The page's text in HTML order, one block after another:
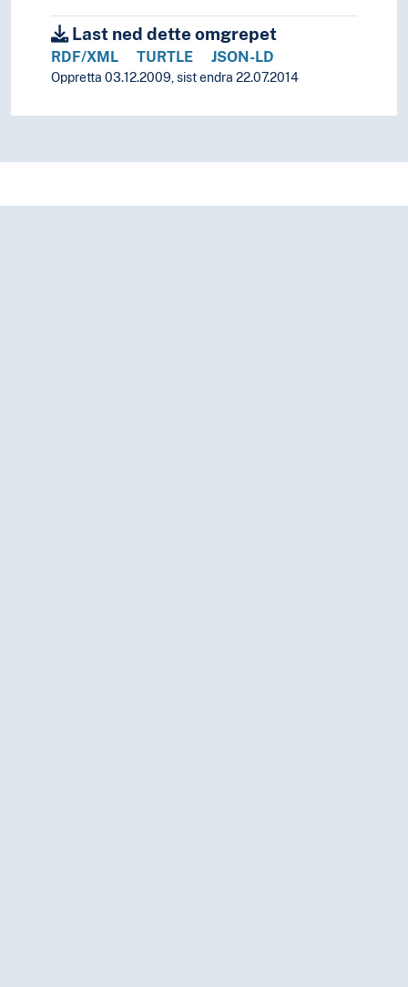
Last ned dette omgrepet
RDF/XML TURTLE JSON-LD
Oppretta 03.12.2009, sist endra 22.07.2014